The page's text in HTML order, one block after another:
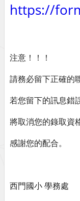
https://
注意！！！
請務必留下正確的
若您留下的訊息錯
將取消您的錄取資格
感謝您的配合。
西門國小 學務處